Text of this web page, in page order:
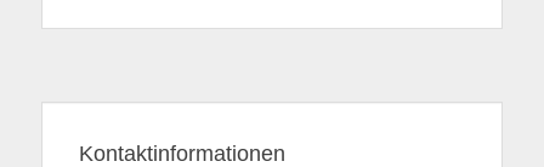
Kontaktinformationen